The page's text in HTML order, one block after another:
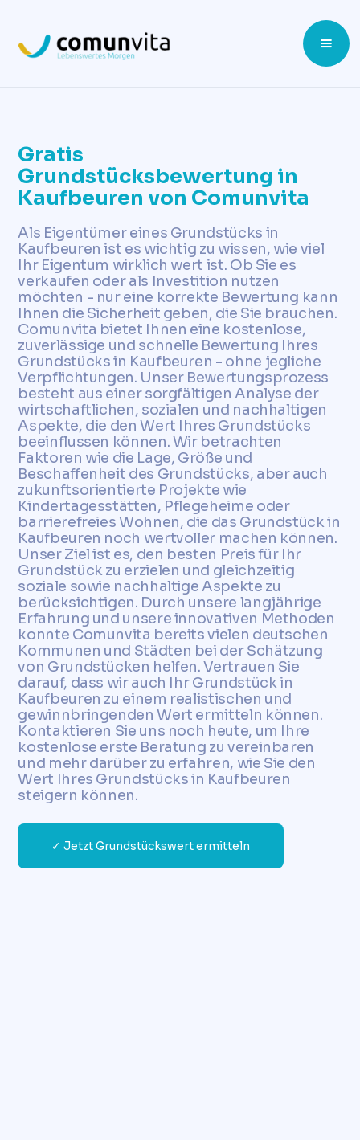
Gratis
Grundstücksbewertung in
Kaufbeuren von Comunvita
Als Eigentümer eines Grundstücks in
Kaufbeuren ist es wichtig zu wissen, wie viel
Ihr Eigentum wirklich wert ist. Ob Sie es
verkaufen oder als Investition nutzen
möchten - nur eine korrekte Bewertung kann
Ihnen die Sicherheit geben, die Sie brauchen.
Comunvita bietet Ihnen eine kostenlose,
zuverlässige und schnelle Bewertung Ihres
Grundstücks in Kaufbeuren - ohne jegliche
Verpflichtungen. Unser Bewertungsprozess
besteht aus einer sorgfältigen Analyse der
wirtschaftlichen, sozialen und nachhaltigen
Aspekte, die den Wert Ihres Grundstücks
beeinflussen können. Wir betrachten
Faktoren wie die Lage, Größe und
Beschaffenheit des Grundstücks, aber auch
zukunftsorientierte Projekte wie
Kindertagesstätten, Pflegeheime oder
barrierefreies Wohnen, die das Grundstück in
Kaufbeuren noch wertvoller machen können.
Unser Ziel ist es, den besten Preis für Ihr
Grundstück zu erzielen und gleichzeitig
soziale sowie nachhaltige Aspekte zu
berücksichtigen. Durch unsere langjährige
Erfahrung und unsere innovativen Methoden
konnte Comunvita bereits vielen deutschen
Kommunen und Städten bei der Schätzung
von Grundstücken helfen. Vertrauen Sie
darauf, dass wir auch Ihr Grundstück in
Kaufbeuren zu einem realistischen und
gewinnbringenden Wert ermitteln können.
Kontaktieren Sie uns noch heute, um Ihre
kostenlose erste Beratung zu vereinbaren
und mehr darüber zu erfahren, wie Sie den
Wert Ihres Grundstücks in Kaufbeuren
steigern können.
✓ Jetzt Grundstückswert ermitteln